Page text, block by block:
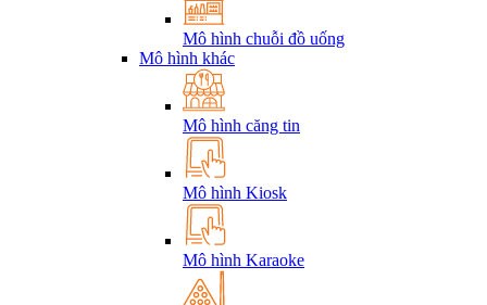
Mô hình chuỗi đồ uống
Mô hình khác
Mô hình căng tin
Mô hình Kiosk
Mô hình Karaoke